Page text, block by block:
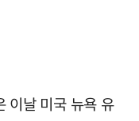
이날 미국 뉴욕 유